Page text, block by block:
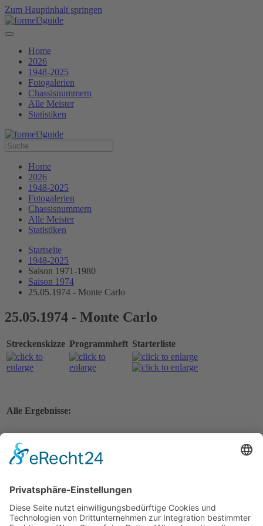
Zum Hauptinhalt springen
Home
2026
1948-2025
Fotogalerien
Chassisnummern
Alle Meister
Statistiken
Home
2026
1948-2025
Fotogalerien
Chassisnummern
Alle Meister
Statistiken
Startseite
1948-2025
Saison 1971-1980
Saison 1974
25.05.1974 - Monte Carlo
25.05.1974 - Monte Carlo
Streckenskizze Programmheft Starterliste
Alle Ergebnisse:
Nennungsliste
Gesamtergebnis Zeittraining 1+2
Startaufstellung Vorlauf 1